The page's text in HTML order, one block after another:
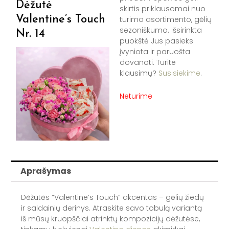
Dėžutė
Valentine’s Touch
Nr. 14
skirtis priklausomai nuo
turimo asortimento, gėlių
sezoniškumo. Išsirinkta
puokštė Jus pasieks
įvyniota ir paruošta
dovanoti. Turite
klausimų? Susisiekime.
Neturime
Aprašymas
Dėžutės “Valentine’s Touch” akcentas – gėlių žiedų
ir saldainių derinys. Atraskite savo tobulą variantą
iš mūsų kruopščiai atrinktų kompozicijų dėžutėse,